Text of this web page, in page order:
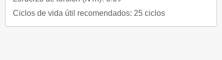
Ciclos de vida útil recomendados: 25 ciclos